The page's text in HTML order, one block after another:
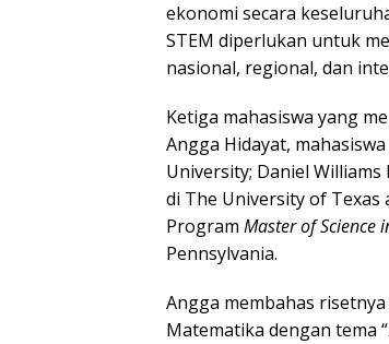
ekonomi secara
STEM diperlukan untuk
nasional, regional, dan
Ketiga mahasiswa yang
Angga Hidayat,
University; Daniel
di The University of Texas
Program Master of Science
Pennsylvania.
Angga membahas
Matematika dengan tema “